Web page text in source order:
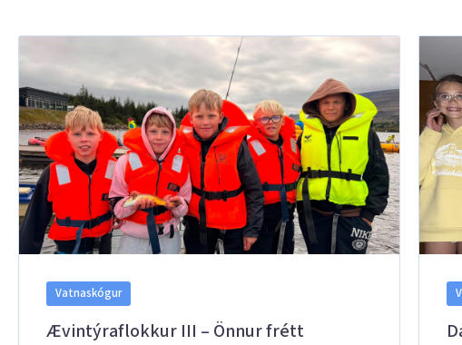
Vatnaskógur
Ævintýraflokkur III – Önnur frétt